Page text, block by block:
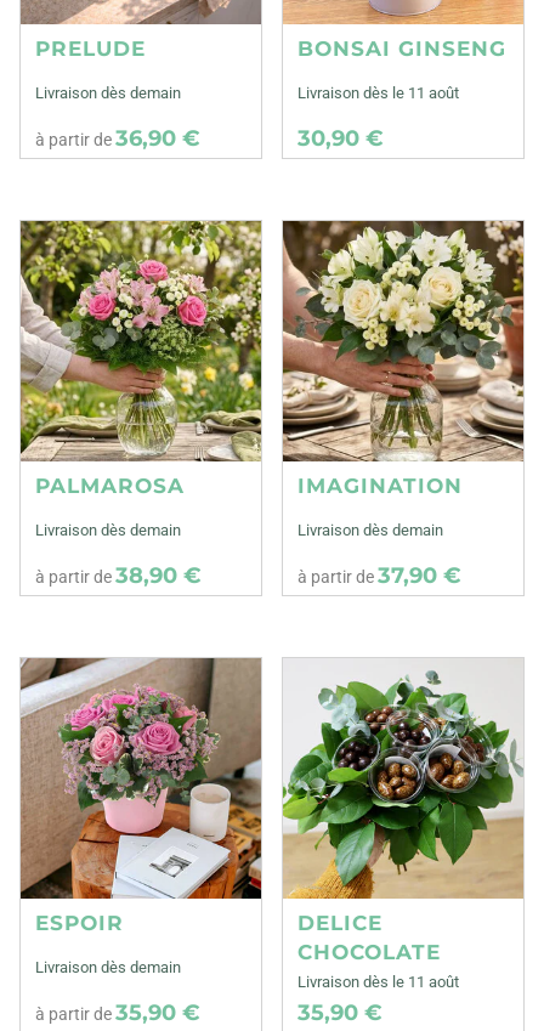
PRELUDE
Livraison dès demain
à partir de36,90 €
BONSAI GINSENG
Livraison dès le 11 août
30,90 €
PALMAROSA
Livraison dès demain
à partir de38,90 €
IMAGINATION
Livraison dès demain
à partir de37,90 €
ESPOIR
Livraison dès demain
à partir de35,90 €
DELICE
CHOCOLATE
Livraison dès le 11 août
35,90 €